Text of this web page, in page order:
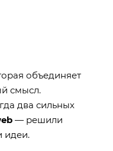
объединяет
смысл.
два сильных
— решили
идеи.